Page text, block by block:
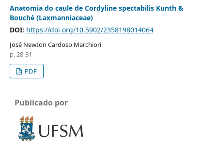
Anatomia do caule de Cordyline spectabilis Kunth &
Bouché (Laxmanniaceae)
DOI: https://doi.org/10.5902/2358198014064
José Newton Cardoso Marchiori
p. 28-31
PDF
Publicado por